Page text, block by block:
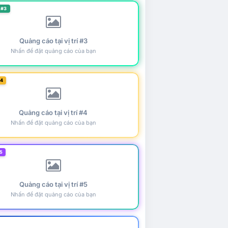
Quảng cáo tại vị trí #3
Nhấn để đặt quảng cáo của bạn
Quảng cáo tại vị trí #4
Nhấn để đặt quảng cáo của bạn
Quảng cáo tại vị trí #5
Nhấn để đặt quảng cáo của bạn